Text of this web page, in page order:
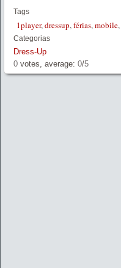
Tags
1player,dressup,férias,mobile,
Categorias
Dress-Up
0 votes, average: 0/5